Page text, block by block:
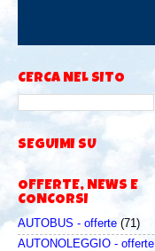
CERCA NEL SITO
SEGUIMI SU
OFFERTE, NEWS E
CONCORSI
AUTOBUS - offerte (71)
AUTONOLEGGIO - offerte